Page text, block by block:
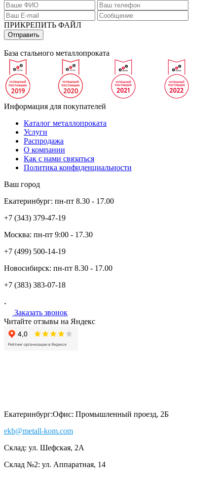
ПРИКРЕПИТЬ ФАЙЛ
База стального металлопроката
Информация для покупателей
Каталог металлопроката
Услуги
Распродажа
О компании
Как с нами связаться
Политика конфиденциальности
Ваш город
Екатеринбург: пн-пт 8.30 - 17.00
+7 (343) 379-47-19
Москва: пн-пт 9:00 - 17.30
+7 (499) 500-14-19
Новосибирск: пн-пт 8.30 - 17.00
+7 (383) 383-07-18
Заказать звонок
Читайте отзывы на Яндекс
Екатеринбург:Офис: Промышленный проезд, 2Б
ekb@metall-kom.com
Склад: ул. Шефская, 2А
Склад №2: ул. Аппаратная, 14